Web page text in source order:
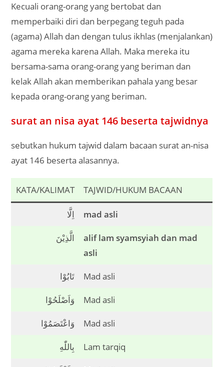
Kecuali orang-orang yang bertobat dan
memperbaiki diri dan berpegang teguh pada
(agama) Allah dan dengan tulus ikhlas (menjalankan)
agama mereka karena Allah. Maka mereka itu
bersama-sama orang-orang yang beriman dan
kelak Allah akan memberikan pahala yang besar
kepada orang-orang yang beriman.
surat an nisa ayat 146 beserta tajwidnya
sebutkan hukum tajwid dalam bacaan surat an-nisa
ayat 146 beserta alasannya.
KATA/KALIMAT TAJWID/HUKUM BACAAN
اِلَّا mad asli
الَّذِيْنَ
alif lam syamsyiah dan mad
asli
تَابُوْا Mad asli
وَاَصْلَحُوْا Mad asli
وَاعْتَصَمُوْا Mad asli
بِاللّٰهِ Lam tarqiq